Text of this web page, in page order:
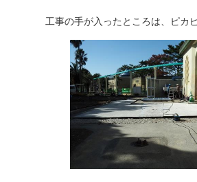
工事の手が入ったところは、ピカ